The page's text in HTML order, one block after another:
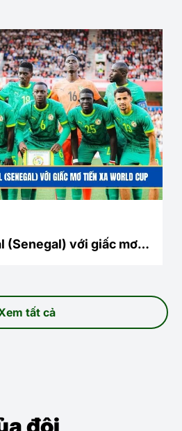
tất cả
(Senegal) với giấc mơ